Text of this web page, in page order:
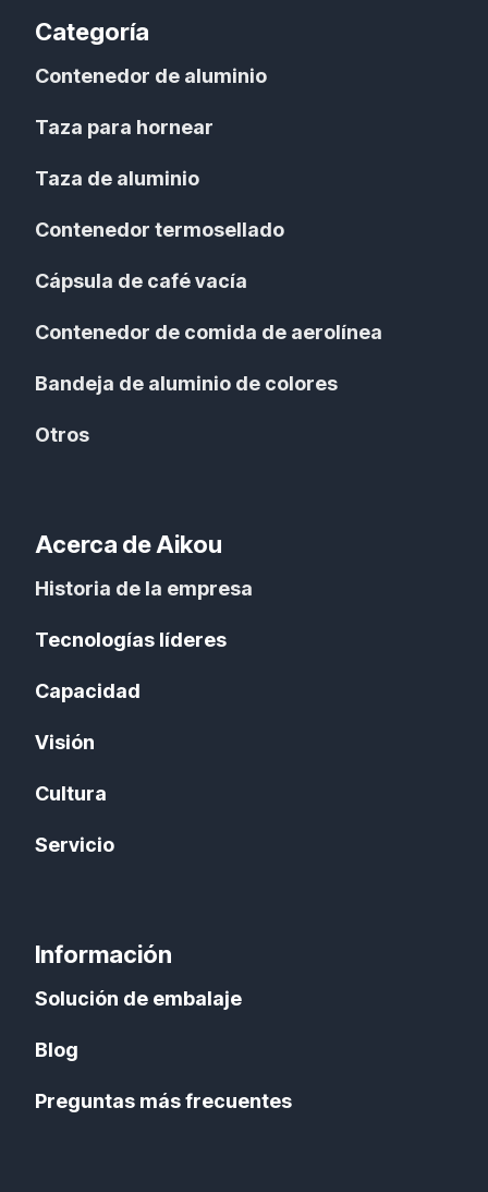
Categoría
Contenedor de aluminio
Taza para hornear
Taza de aluminio
Contenedor termosellado
Cápsula de café vacía
Contenedor de comida de aerolínea
Bandeja de aluminio de colores
Otros
Acerca de Aikou
Historia de la empresa
Tecnologías líderes
Capacidad
Visión
Cultura
Servicio
Información
Solución de embalaje
Blog
Preguntas más frecuentes